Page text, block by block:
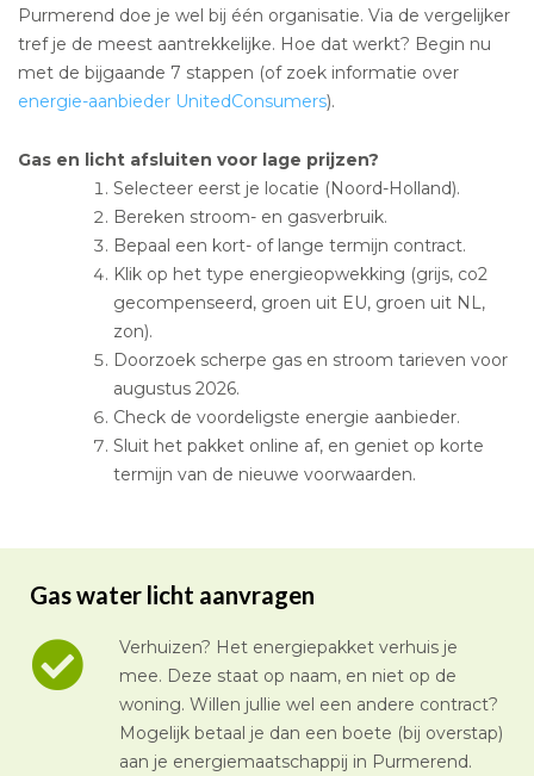
Purmerend doe je wel bij één organisatie. Via de vergelijker
tref je de meest aantrekkelijke. Hoe dat werkt? Begin nu
met de bijgaande 7 stappen (of zoek informatie over
energie-aanbieder UnitedConsumers).
Gas en licht afsluiten voor lage prijzen?
Selecteer eerst je locatie (Noord-Holland).
Bereken stroom- en gasverbruik.
Bepaal een kort- of lange termijn contract.
Klik op het type energieopwekking (grijs, co2
gecompenseerd, groen uit EU, groen uit NL,
zon).
Doorzoek scherpe gas en stroom tarieven voor
augustus 2026.
Check de voordeligste energie aanbieder.
Sluit het pakket online af, en geniet op korte
termijn van de nieuwe voorwaarden.
Gas water licht aanvragen
Verhuizen? Het energiepakket verhuis je
mee. Deze staat op naam, en niet op de
woning. Willen jullie wel een andere contract?
Mogelijk betaal je dan een boete (bij overstap)
aan je energiemaatschappij in Purmerend.